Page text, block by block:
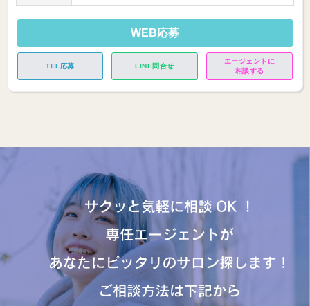
WEB応募
TEL応募 LINE問合せ
エージェントに
相談する